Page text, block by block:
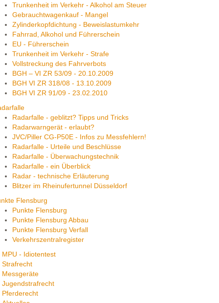
Trunkenheit im Verkehr - Alkohol am Steuer
Gebrauchtwagenkauf - Mangel
Zylinderkopfdichtung - Beweislastumkehr
Fahrrad, Alkohol und Führerschein
EU - Führerschein
Trunkenheit im Verkehr - Strafe
Vollstreckung des Fahrverbots
BGH – VI ZR 53/09 - 20.10.2009
BGH VI ZR 318/08 - 13.10.2009
BGH VI ZR 91/09 - 23.02.2010
Radarfalle - geblitzt? Tipps und Tricks
Radarwarngerät - erlaubt?
JVC/Piller CG-P50E - Infos zu Messfehlern!
Radarfalle - Urteile und Beschlüsse
Radarfalle - Überwachungstechnik
Radarfalle - ein Überblick
Radar - technische Erläuterung
Blitzer im Rheinufertunnel Düsseldorf
Flensburg
Punkte Flensburg
Punkte Flensburg Abbau
Punkte Flensburg Verfall
Verkehrszentralregister
MPU - Idiotentest
Strafrecht
Messgeräte
Jugendstrafrecht
Pferderecht